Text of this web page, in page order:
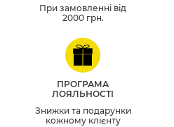
При замовленні від
2000 грн.
ПРОГРАМА
ЛОЯЛЬНОСТІ
Знижки та подарунки
кожному клієнту